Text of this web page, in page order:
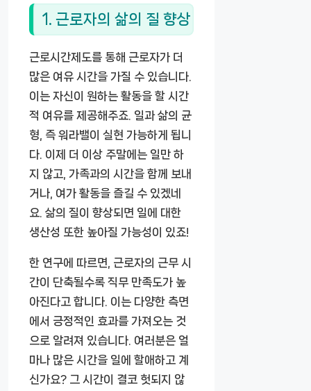
1. 근로자의 삶의 질 향상
근로시간제도를 통해 근로자가 더
많은 여유 시간을 가질 수 있습니다.
이는 자신이 원하는 활동을 할 시간
적 여유를 제공해주죠. 일과 삶의 균
형, 즉 워라밸이 실현 가능하게 됩니
다. 이제 더 이상 주말에는 일만 하
지 않고, 가족과의 시간을 함께 보내
거나, 여가 활동을 즐길 수 있겠네
요. 삶의 질이 향상되면 일에 대한
생산성 또한 높아질 가능성이 있죠!
한 연구에 따르면, 근로자의 근무 시
간이 단축될수록 직무 만족도가 높
아진다고 합니다. 이는 다양한 측면
에서 긍정적인 효과를 가져오는 것
으로 알려져 있습니다. 여러분은 얼
마나 많은 시간을 일에 할애하고 계
신가요? 그 시간이 결코 헛되지 않